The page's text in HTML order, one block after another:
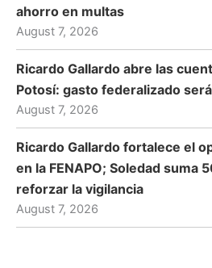
ahorro en multas
August 7, 2026
Ricardo Gallardo abre las
Potosí: gasto federalizado
August 7, 2026
Ricardo Gallardo fortalece el
en la FENAPO; Soledad suma
reforzar la vigilancia
August 7, 2026